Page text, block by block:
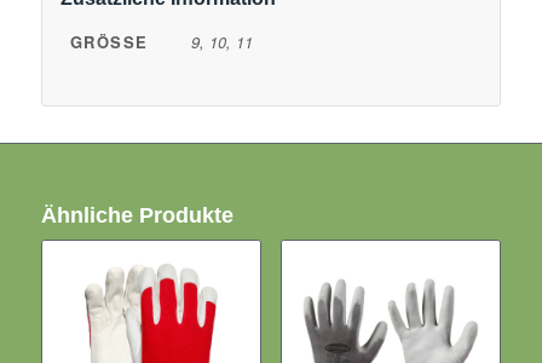
GRÖSSE 9, 10, 11
Ähnliche Produkte